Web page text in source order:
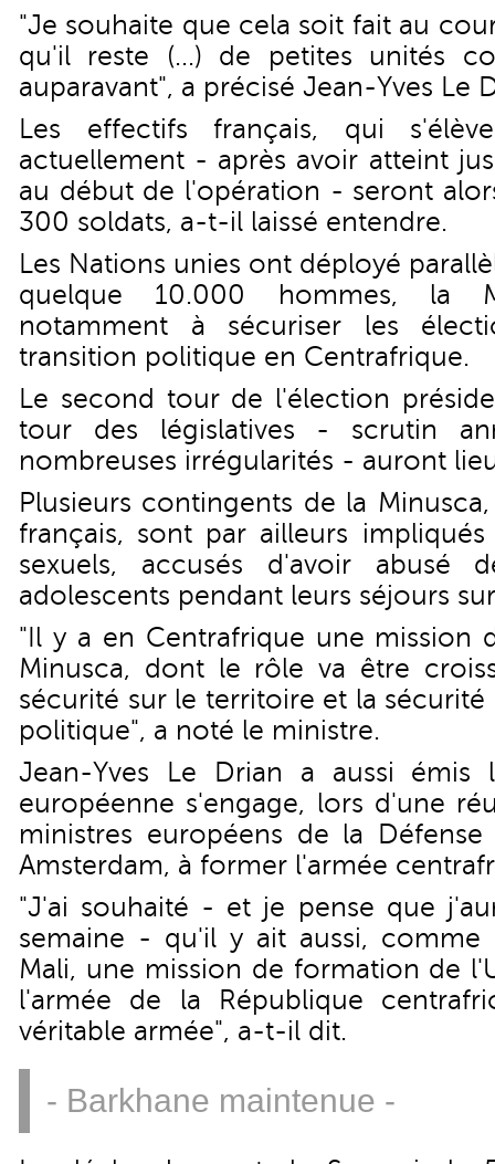
"Je souhaite que cela soit fait au
qu'il reste (...) de petites unités
auparavant", a précisé Jean-Yves Le
Les effectifs français, qui
actuellement - après avoir atteint
au début de l'opération - seront
300 soldats, a-t-il laissé entendre.
Les Nations unies ont déployé
quelque 10.000 hommes, la
notamment à sécuriser les
transition politique en Centrafrique.
Le second tour de l'élection
tour des législatives - scrutin
nombreuses irrégularités - auront
Plusieurs contingents de la
français, sont par ailleurs impliqués
sexuels, accusés d'avoir abusé
adolescents pendant leurs séjours
"Il y a en Centrafrique une mission
Minusca, dont le rôle va être
sécurité sur le territoire et la
politique", a noté le ministre.
Jean-Yves Le Drian a aussi émis
européenne s'engage, lors d'une
ministres européens de la
Amsterdam, à former l'armée
"J'ai souhaité - et je pense que
semaine - qu'il y ait aussi, comme
Mali, une mission de formation de
l'armée de la République
véritable armée", a-t-il dit.
- Barkhane maintenue -